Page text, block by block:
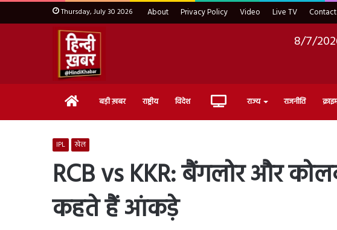
Thursday, July 30 2026 About Privacy Policy Video Live TV Contact
8/7/
Home बड़ी ख़बर राष्ट्रीय विदेश Live राज्य राजनीति
IPL खेल
RCB vs KKR: बैंगलोर और
कहते हैं आंकड़े